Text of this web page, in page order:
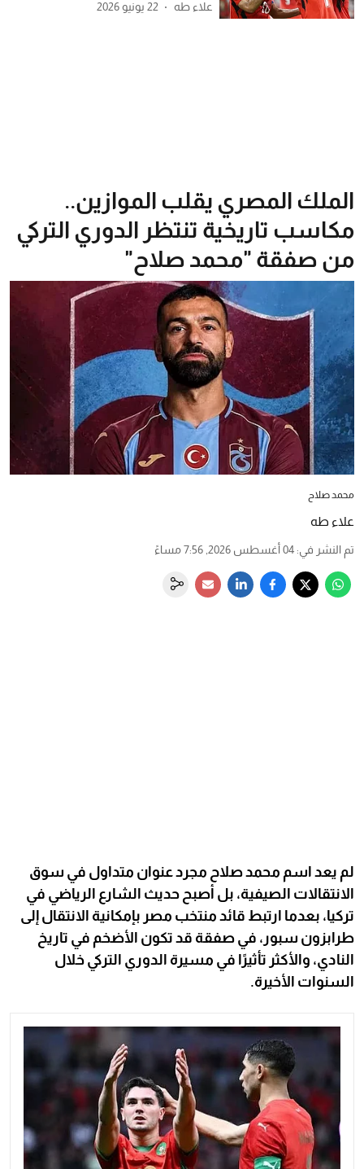
علاء طه 22 يونيو 2026
الملك المصري يقلب الموازين..
مكاسب تاريخية تنتظر الدوري التركي
من صفقة "محمد صلاح"
محمد صلاح
علاء طه
تم النشر في: 04 أغسطس 2026, 7:56 مساءً
لم يعد اسم محمد صلاح مجرد عنوان متداول في سوق
الانتقالات الصيفية، بل أصبح حديث الشارع الرياضي في
تركيا، بعدما ارتبط قائد منتخب مصر بإمكانية الانتقال إلى
طرابزون سبور، في صفقة قد تكون الأضخم في تاريخ
النادي، والأكثر تأثيرًا في مسيرة الدوري التركي خلال
السنوات الأخيرة.